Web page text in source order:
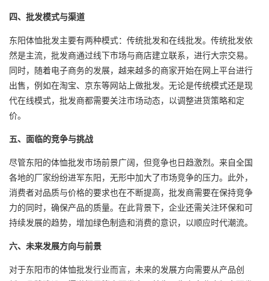
四、批发模式与渠道
东阳体恤批发主要有两种模式：传统批发和在线批发。传统批发依
然是主流，批发商通过线下市场与商店建立联系，进行大宗交易。
同时，随着电子商务的发展，越来越多的商家开始在网上平台进行
出售，例如在淘宝、京东等网站上做批发。无论是传统模式还是现
代在线模式，批发商都需要关注市场动态，以调整进货策略和定
价。
五、面临的竞争与挑战
尽管东阳的体恤批发市场前景广阔，但竞争也日趋激烈。来自全国
各地的厂家纷纷进军东阳，无形中加大了市场竞争的压力。此外，
消费者对品质与价格的要求也在不断提高，批发商需要在保持竞争
力的同时，确保产品的质量。在此背景下，企业还需关注环保和可
持续发展的趋势，增加绿色制造和消费的意识，以顺应时代潮流。
六、未来发展方向与前景
对于东阳市的体恤批发行业而言，未来的发展方向需要从产品创